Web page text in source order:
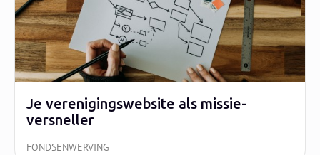
Je verenigingswebsite als missie-
versneller
FONDSENWERVING